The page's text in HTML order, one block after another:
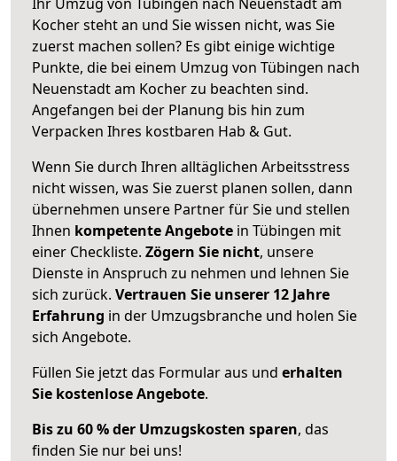
Kocher steht an und Sie wissen nicht, was Sie
zuerst machen sollen? Es gibt einige wichtige
Punkte, die bei einem Umzug von Tübingen nach
Neuenstadt am Kocher zu beachten sind.
Angefangen bei der Planung bis hin zum
Verpacken Ihres kostbaren Hab & Gut.
Wenn Sie durch Ihren alltäglichen Arbeitsstress
nicht wissen, was Sie zuerst planen sollen, dann
übernehmen unsere Partner für Sie und stellen
Ihnen kompetente Angebote in Tübingen mit
einer Checkliste. Zögern Sie nicht, unsere
Dienste in Anspruch zu nehmen und lehnen Sie
sich zurück. Vertrauen Sie unserer 12 Jahre
Erfahrung in der Umzugsbranche und holen Sie
sich Angebote.
Füllen Sie jetzt das Formular aus und erhalten
Sie kostenlose Angebote.
Bis zu 60 % der Umzugskosten sparen, das
finden Sie nur bei uns!